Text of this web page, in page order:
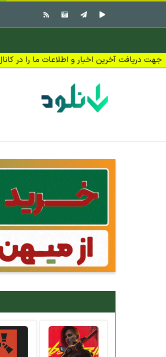
جهت دریافت آخرین اخبار و اطلاعات ما را در